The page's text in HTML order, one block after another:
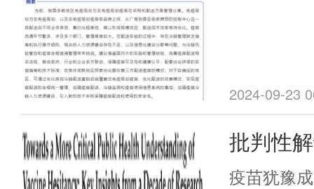
验申请
IND)许可。
2024-09-23
批判性
共卫生
疫苗犹豫